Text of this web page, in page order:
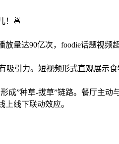
！🍜
量达90亿次，foodie话题视频
引力。短视频形式直观展示
”种草-拔草”链路。餐厅主动
线下联动效应。